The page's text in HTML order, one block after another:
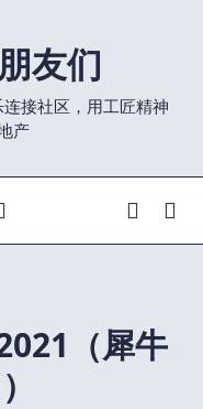
友们
接社区，用工匠精神
产
（犀牛